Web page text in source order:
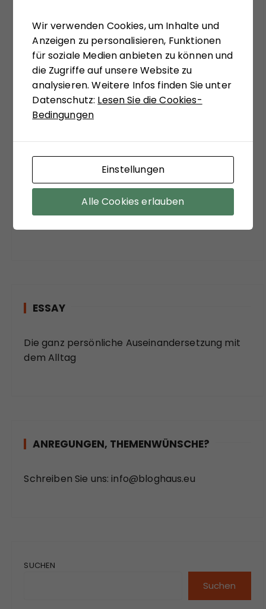
sein, bekannte Diskurslinien zu verlassen, sich,
systemtheoretisch inspiriert, zu ungewohnten
Sichtweisen anregen zu lassen. Matthias
Schulze-Böing schreibt in seinem Buch-Tipp
von einem "kühnem Entwurf eines
gesellschaftstheoretisch fundierten Konzepts
zu einem neuen Verständnis des politischen
"Zuzustimmen ist aber auf jeden Fall bei dem
Befund, dass ein funktionierender Staat, sozialer
Ausgleich und stabile Institutionen die
wirksamsten Mittel sind, der Verführungskraft
ESSAY
Die ganz persönliche Auseinandersetzung mit
dem Alltag
ANREGUNGEN, THEMENWÜNSCHE?
Schreiben Sie uns: info@bloghaus.eu
SUCHEN
Suchen
Wir verwenden Cookies, um Inhalte und
Anzeigen zu personalisieren, Funktionen
für soziale Medien anbieten zu können und
die Zugriffe auf unsere Website zu
analysieren. Weitere Infos finden Sie unter
Datenschutz: Lesen Sie die Cookies-
Bedingungen
Einstellungen
Alle Cookies erlauben